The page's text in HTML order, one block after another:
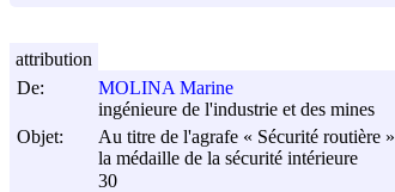
De:
MOLINA Marine
ingénieure de l'industrie et des mines
Objet:
Au titre de l'agrafe « Sécurité routière »
la médaille de la sécurité intérieure
30
attribution